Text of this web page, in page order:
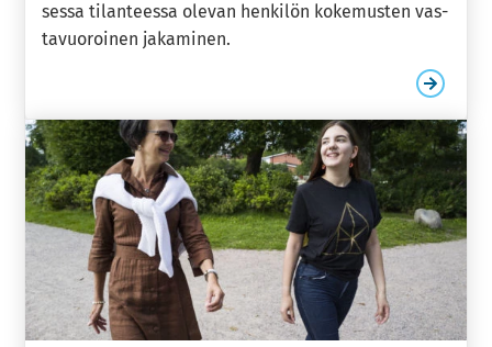
ses­sa ti­lan­tees­sa ole­van hen­ki­lön ko­ke­mus­ten vas­
ta­vuo­roi­nen ja­ka­mi­nen.